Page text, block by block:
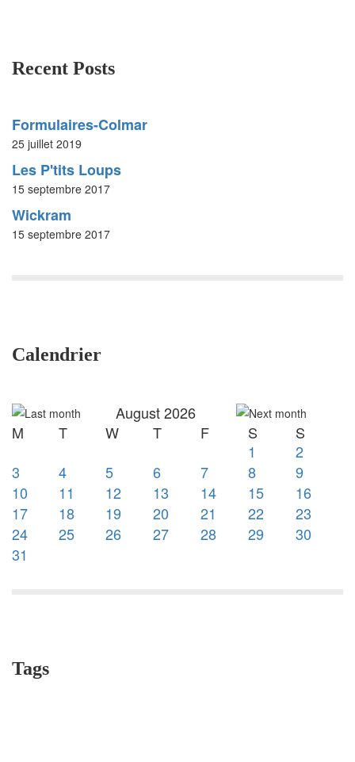
Recent Posts
Formulaires-Colmar
25 juillet 2019
Les P'tits Loups
15 septembre 2017
Wickram
15 septembre 2017
Calendrier
August 2026
M
T W T F S
S
1
2
3
4 5 6 7 8
9
10
11 12 13 14 15
16
17
18 19 20 21 22
23
24
25 26 27 28 29
30
31
Tags